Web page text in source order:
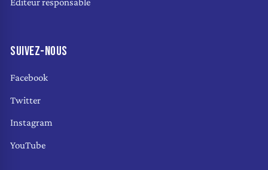
SUIVEZ-NOUS
Facebook
Twitter
Instagram
YouTube